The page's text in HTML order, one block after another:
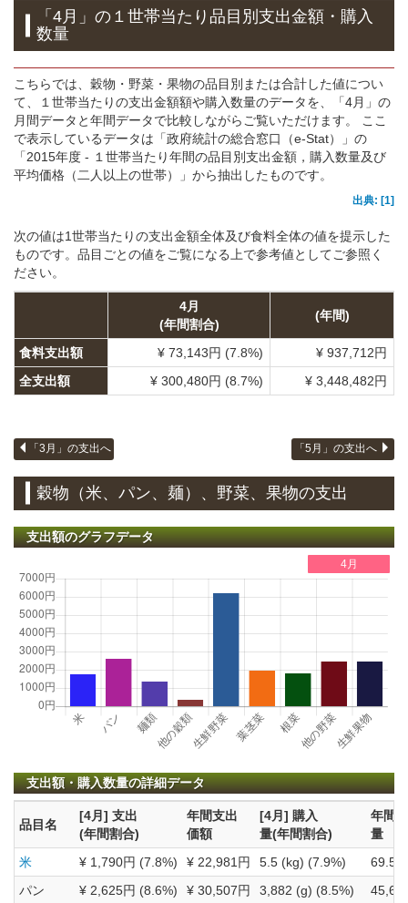
「4月」の１世帯当たり品目別支出金額・購入
数量
こちらでは、穀物・野菜・果物の品目別または合計した値につい
て、１世帯当たりの支出金額額や購入数量のデータを、「4月」の
月間データと年間データで比較しながらご覧いただけます。 ここ
で表示しているデータは「政府統計の総合窓口（e-Stat）」の
「2015年度 - １世帯当たり年間の品目別支出金額，購入数量及び
平均価格（二人以上の世帯）」から抽出したものです。
出典: [1]
次の値は1世帯当たりの支出金額全体及び食料全体の値を提示した
ものです。品目ごとの値をご覧になる上で参考値としてご参照く
ださい。
4月
(年間割合)
(年間)
食料支出額 ¥ 73,143円 (7.8%)
¥ 937,712円
全支出額
¥ 300,480円 (8.7%) ¥ 3,448,482円
「3月」の支出へ 「5月」の支出へ
穀物（米、パン、麺）、野菜、果物の支出
支出額のグラフデータ
4月
支出額・購入数量の詳細データ
品目名
[4月] 支出
(年間割合)
年間支出
価額
[4月] 購入
量(年間割合)
年間
量
米
¥ 1,790円 (7.8%) ¥ 22,981円 5.5 (kg) (7.9%)
69.51
パン
¥ 2,625円 (8.6%) ¥ 30,507円 3,882 (g) (8.5%)